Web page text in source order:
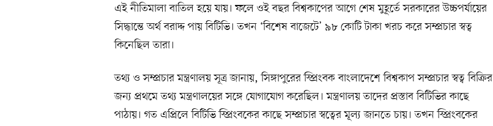
এই নীতিমালা বাতিল হয়ে যায়। ফলে ওই বছর বিশ্বকাপের আগে শেষ মুহূর্তে সরকারের উচ্চপর্যায়ের
সিদ্ধান্তে অর্থ বরাদ্দ পায় বিটিভি। তখন ‘বিশেষ বাজেটে’ ৯৮ কোটি টাকা খরচ করে সম্প্রচার স্বত্ব
কিনেছিল তারা।
তথ্য ও সম্প্রচার মন্ত্রণালয় সূত্র জানায়, সিঙ্গাপুরের স্প্রিংবক বাংলাদেশে বিশ্বকাপ সম্প্রচার স্বত্ব বিক্রির
জন্য প্রথমে তথ্য মন্ত্রণালয়ের সঙ্গে যোগাযোগ করেছিল। মন্ত্রণালয় তাদের প্রস্তাব বিটিভির কাছে
পাঠায়। গত এপ্রিলে বিটিভি স্প্রিংবকের কাছে সম্প্রচার স্বত্বের মূল্য জানতে চায়। তখন স্প্রিংবকের